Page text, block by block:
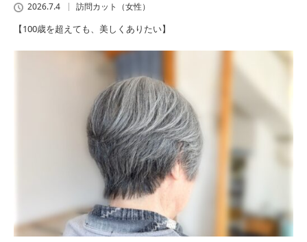
2026.7.4 訪問カット（女性）
【100歳を超えても、美しくありたい】